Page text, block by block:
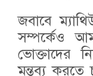
জবাবে
সম্পর্কেও
ভোক্তাদের
মন্তব্য করতে